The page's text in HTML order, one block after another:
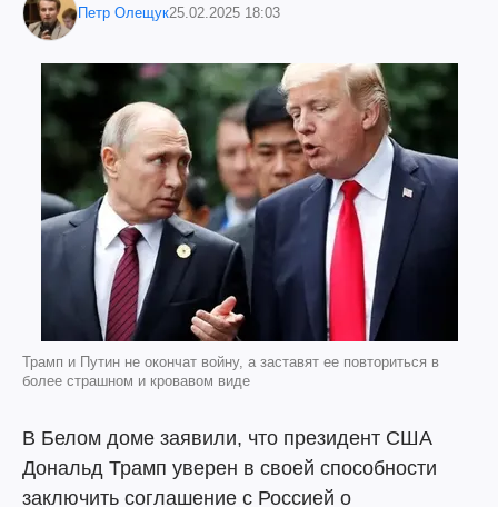
Петр Олещук25.02.2025 18:03
Трамп и Путин не окончат войну, а заставят ее повториться в
более страшном и кровавом виде
В Белом доме заявили, что президент США
Дональд Трамп уверен в своей способности
заключить соглашение с Россией о